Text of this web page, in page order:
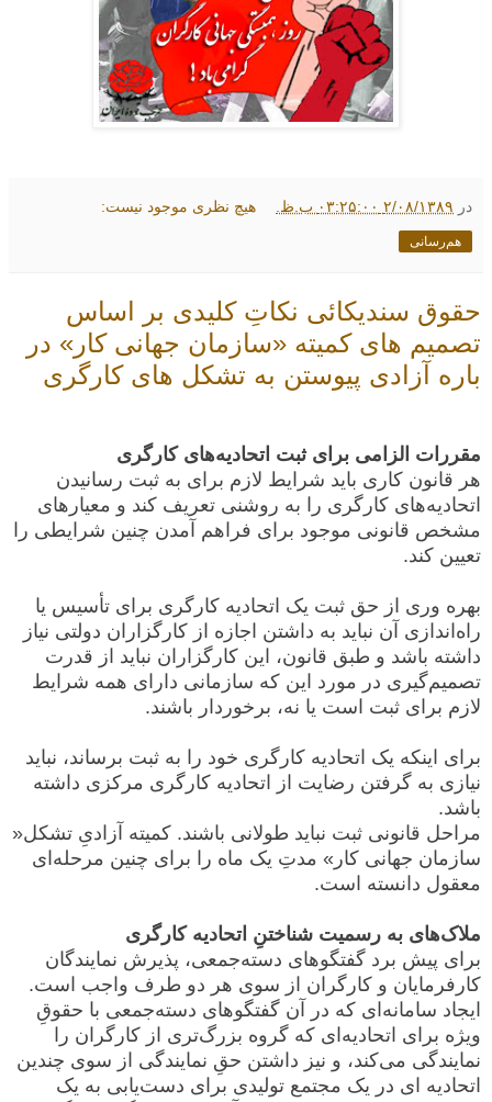
در ۲/۰۸/۱۳۸۹ ۰۳:۲۵:۰۰ ب.ظ. هیچ نظری موجود نیست:
هم‌رسانی
حقوق سندیکائی نکاتِ کلیدی بر اساس
تصمیم های کمیته «سازمان جهانی کار» در
باره آزادی پیوستن به تشکل های کارگری
مقررات الزامی برای ثبت اتحادیه‌های کارگری
هر قانون کاری باید شرایط لازم برای به ثبت رسانیدن
اتحادیه‌های کارگری را به روشنی تعریف کند و معیارهای
مشخص قانونی موجود برای فراهم آمدن چنین شرایطی را
تعیین کند.
بهره وری از حق ثبت یک اتحادیه کارگری برای تأسیس یا
راه‌اندازی آن نباید به داشتن اجازه از کارگزاران دولتی نیاز
داشته باشد و طبق قانون، این کارگزاران نباید از قدرت
تصمیم‌گیری در مورد این که سازمانی دارای همه شرایط
لازم برای ثبت است یا نه، برخوردار باشند.
برای اینکه یک اتحادیه کارگری خود را به ثبت برساند، نباید
نیازی به گرفتن رضایت از اتحادیه کارگری مرکزی داشته
باشد.
مراحل قانونی ثبت نباید طولانی باشند. کمیته آزادیِ تشکل«
سازمان جهانی کار» مدتِ یک ماه را برای چنین مرحله‌ای
معقول دانسته است.
ملاک‌های به رسمیت شناختنِ اتحادیه کارگری
برای پیش برد گفتگوهای دسته‌جمعی، پذیرش نمایندگان
کارفرمایان و کارگران از سوی هر دو طرف واجب است.
ایجاد سامانه‌ای که در آن گفتگوهای دسته‌جمعی با حقوقِ
ویژه برای اتحادیه‌ای که گروه بزرگ‌تری از کارگران را
نمایندگی می‌کند، و نیز داشتن حقِ نمایندگی از سوی چندین
اتحادیه ای در یک مجتمع تولیدی برای دست‌یابی به یک